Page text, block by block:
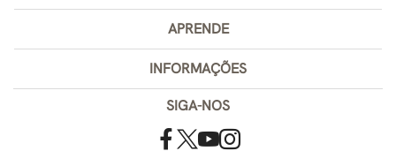
APRENDE
INFORMAÇÕES
SIGA-NOS